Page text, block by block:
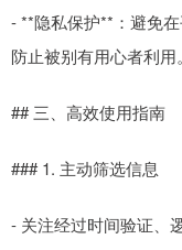
- **隐私保护**：避免
防止被别有用心者利用。
## 三、高效使用指南
### 1. 主动筛选信息
- 关注经过时间验证、